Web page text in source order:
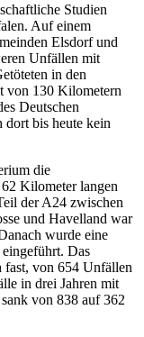
Studien
Auf einem
Elsdorf und
Unfällen mit
in den
von 130 Kilometern
Deutschen
dort bis heute kein
die
Kilometer langen
der A24 zwischen
und Havelland war
wurde eine
Das
fast, von 654 Unfällen
in drei Jahren mit
von 838 auf 362